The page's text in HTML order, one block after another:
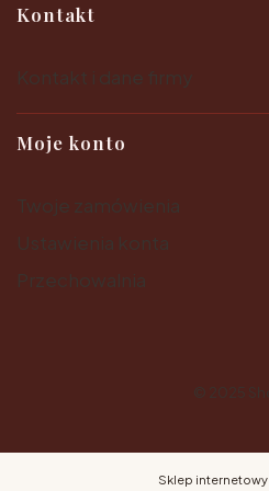
Kontakt
Moje konto
Sklep internetowy